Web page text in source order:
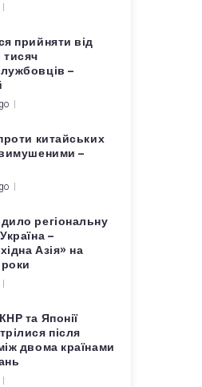
прийняти від
–
китайських
–
регіональну
–
Азія» на
та Японії
після
двома країнами